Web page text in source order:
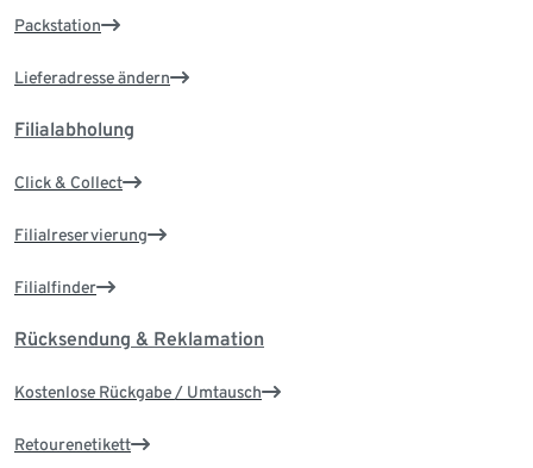
Packstation
Lieferadresse ändern
Filialabholung
Click & Collect
Filialreservierung
Filialfinder
Rücksendung & Reklamation
Kostenlose Rückgabe / Umtausch
Retourenetikett